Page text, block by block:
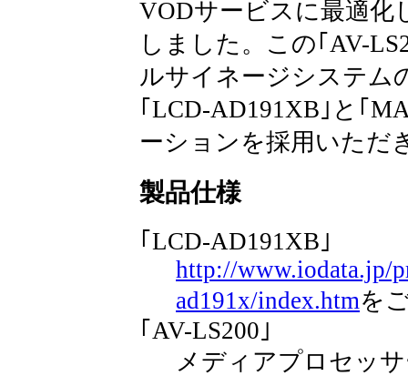
VODサービスに最適化
しました。この｢AV-
ルサイネージシステム
｢LCD-AD191XB｣と｢
ーションを採用いただ
製品仕様
｢LCD-AD191XB｣
http://www.iodata.jp/
ad191x/index.htmを
｢AV-LS200｣
メディアプロセッ